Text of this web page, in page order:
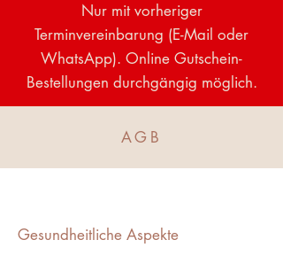
Nur mit vorheriger
Terminvereinbarung (E-Mail oder
WhatsApp). Online Gutschein-
Bestellungen durchgängig möglich.
AGB
Gesundheitliche Aspekte